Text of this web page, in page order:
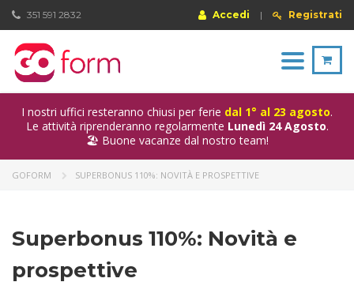
Accedi | Registrati
351 591 2832
Toggle
navigation
I nostri uffici resteranno chiusi per ferie dal 1° al 23 agosto.
Le attività riprenderanno regolarmente Lunedì 24 Agosto.
🏖️ Buone vacanze dal nostro team!
GOFORM SUPERBONUS 110%: NOVITÀ E PROSPETTIVE
Superbonus 110%: Novità e
prospettive